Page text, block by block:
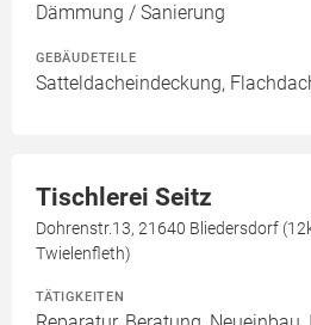
Dämmung / Sanierung
GEBÄUDETEILE
Satteldacheindeckung,
Tischlerei Seitz
Dohrenstr.13, 21640 Bliedersdorf
Twielenfleth)
TÄTIGKEITEN